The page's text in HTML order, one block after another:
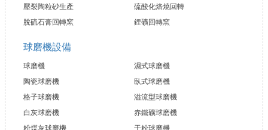
壓裂陶粒砂生產
硫酸化焙燒回轉
脫硫石膏回轉窯
鋰礦回轉窯
球磨機設備
球磨機
濕式球磨機
陶瓷球磨機
臥式球磨機
格子球磨機
溢流型球磨機
白灰球磨機
赤鐵礦球磨機
粉煤灰球磨機
干粉球磨機